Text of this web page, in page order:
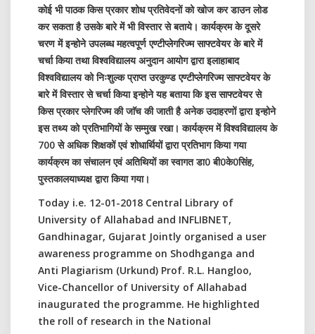
कोई भी पाठक किस प्रकार शोध प्रतिवेदनों को खोज कर डाउन लोड
कर सकता है उसके बारे में भी विस्तार से बताये। कार्यक्रम के दूसरे
चरण में इन्होने उपलब्ध महत्वपूर्ण एण्टीप्लेगरिज्म साफ्टवेयर के बारे में
चर्चा किया तथा विश्वविद्यालय अनुदान आयोग द्वारा इलाहाबाद
विश्वविद्यालय को निःशुल्क प्राप्त उरकुण्ड एण्टीप्लेगरिज्म साफ्टवेयर के
बारे में विस्तार से चर्चा किया इन्होने यह बताया कि इस साफ्टवेयर से
किस प्रकार प्लेगरिज्म की जाॅच की जाती है अनेक उदाहरणों द्वारा इन्होने
इस तथ्य को प्रतिभागियों के सम्मुख रखा। कार्यक्रम में विश्वविद्यालय के
700 से अधिक शिक्षकों एवं शोधार्थियों द्वारा प्रतिभाग किया गया
कार्यक्रम का संचालन एवं अतिथियों का स्वागत डा0 बी0के0सिंह,
पुस्तकालयाध्यक्ष द्वारा किया गया।
Today i.e. 12-01-2018 Central Library of
University of Allahabad and INFLIBNET,
Gandhinagar, Gujarat Jointly organised a user
awareness programme on Shodhganga and
Anti Plagiarism (Urkund) Prof. R.L. Hangloo,
Vice-Chancellor of University of Allahabad
inaugurated the programme. He highlighted
the roll of research in the National